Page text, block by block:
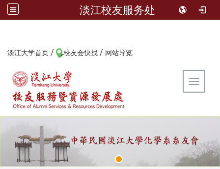
淡江校友服务处
淡江大学首页 / 校友会快找 / 网站导览
Toggle